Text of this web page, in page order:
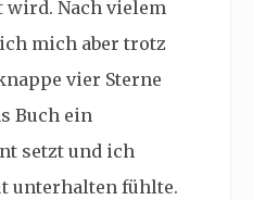
wird. Nach vielem
mich aber trotz
vier Sterne
Buch ein
setzt und ich
unterhalten fühlte.